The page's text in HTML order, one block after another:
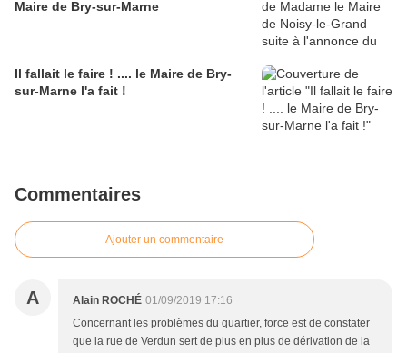
Maire de Bry-sur-Marne
Il fallait le faire ! .... le Maire de Bry-
sur-Marne l'a fait !
Commentaires
Ajouter un commentaire
A Alain ROCHÉ 01/09/2019 17:16
Concernant les problèmes du quartier, force est de constater
que la rue de Verdun sert de plus en plus de dérivation de la